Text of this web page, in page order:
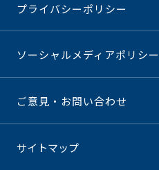
プライバシーポリシー
ソーシャルメディアポリシー
ご意見・お問い合わせ
サイトマップ